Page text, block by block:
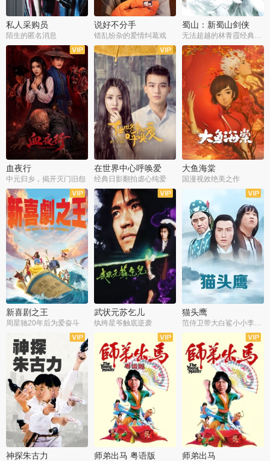
私人采购员
陌生的匿名消息
说好不分手
错乱纷杂的爱情纠葛戏
蜀山：新蜀山剑侠
无法超越的林青霞经典角色
血夜行
中元归乡，揭开灭门旧怨
在世界中心呼唤爱
经典日影翻拍虐心纯爱
大鱼海棠
国漫视效绝美之作
新喜剧之王
周星驰20年后为爱奋斗
武状元苏乞儿
纨绔星爷触底逆袭
猫头鹰
神探朱古力 师弟出马 粤语版 师弟出马